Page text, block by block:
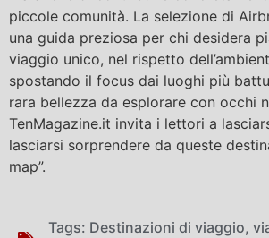
piccole comunità. La selezione di
una guida preziosa per chi desidera
viaggio unico, nel rispetto
spostando il focus dai luoghi più
rara bellezza da esplorare con occhi
TenMagazine.it invita i lettori a
lasciarsi sorprendere da queste
map”.
Tags: Destinazioni di viaggio,